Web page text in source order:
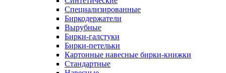
Специализированные
Биркодержатели
Вырубные
Бирки-галстуки
Бирки-петельки
Картонные навесные бирки-книжки
Стандартные